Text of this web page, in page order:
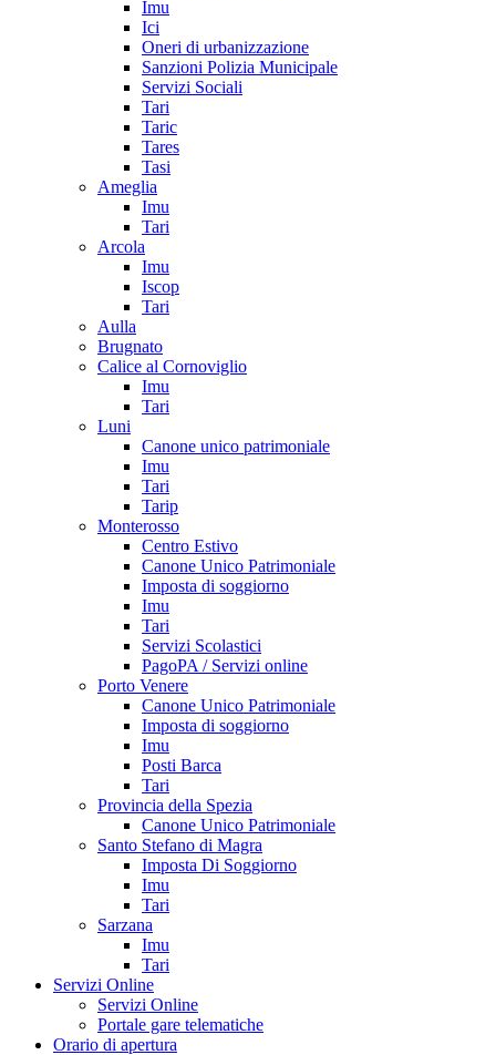
Imu
Ici
Oneri di urbanizzazione
Sanzioni Polizia Municipale
Servizi Sociali
Tari
Taric
Tares
Tasi
Ameglia
Imu
Tari
Arcola
Imu
Iscop
Tari
Aulla
Brugnato
Calice al Cornoviglio
Imu
Tari
Luni
Canone unico patrimoniale
Imu
Tari
Tarip
Monterosso
Centro Estivo
Canone Unico Patrimoniale
Imposta di soggiorno
Imu
Tari
Servizi Scolastici
PagoPA / Servizi online
Porto Venere
Canone Unico Patrimoniale
Imposta di soggiorno
Imu
Posti Barca
Tari
Provincia della Spezia
Canone Unico Patrimoniale
Santo Stefano di Magra
Imposta Di Soggiorno
Imu
Tari
Sarzana
Imu
Tari
Servizi Online
Servizi Online
Portale gare telematiche
Orario di apertura